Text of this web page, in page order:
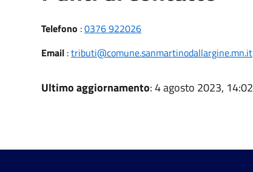
Telefono :0376 922026
Email:tributi@comune.sanmartinodallargine.mn.it
Ultimo aggiornamento: 4 agosto 2023, 14:02